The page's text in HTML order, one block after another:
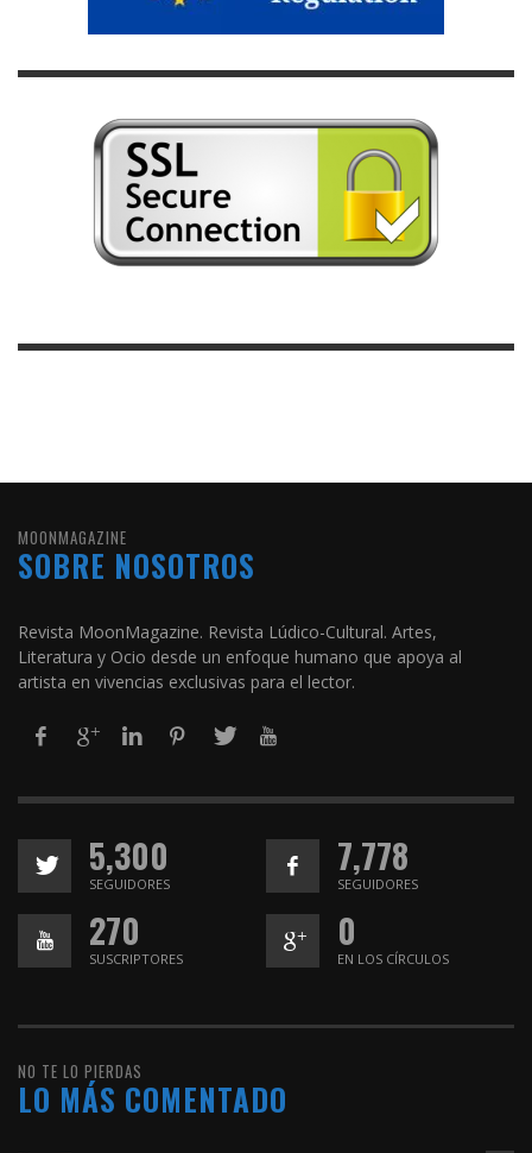
MOONMAGAZINE
SOBRE NOSOTROS
Revista MoonMagazine. Revista Lúdico-Cultural. Artes,
Literatura y Ocio desde un enfoque humano que apoya al
artista en vivencias exclusivas para el lector.
5,300
SEGUIDORES
7,778
SEGUIDORES
270
SUSCRIPTORES
0
EN LOS CÍRCULOS
NO TE LO PIERDAS
LO MÁS COMENTADO